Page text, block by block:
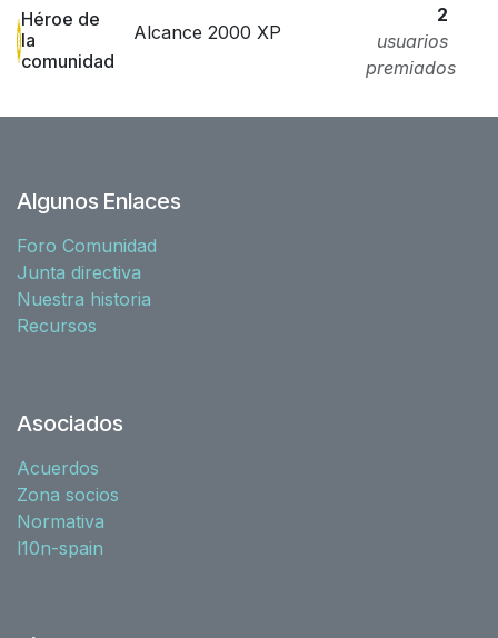
Héroe de
la
comunidad
Alcance 2000 XP
2
usuarios
premiados
Algunos Enlaces
Foro Comunidad
Junta directiva
Nuestra historia
Recursos
Asociados
Acuerdos
Zona socios
Normativa
l10n-spain